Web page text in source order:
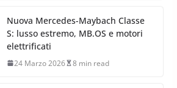
Nuova Mercedes-Maybach Classe
S: lusso estremo, MB.OS e motori
elettrificati
24 Marzo 2026 8 min read